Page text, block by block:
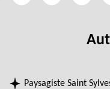
Paysagiste Saint